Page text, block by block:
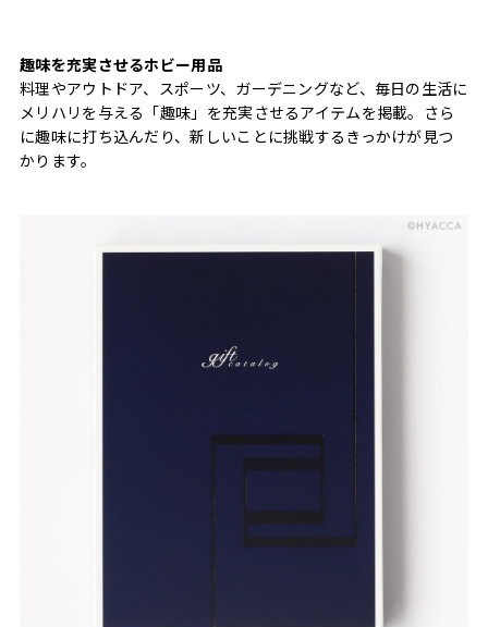
趣味を充実させるホビー用品
料理やアウトドア、スポーツ、ガーデニングなど、毎日の生活に
メリハリを与える「趣味」を充実させるアイテムを掲載。さら
に趣味に打ち込んだり、新しいことに挑戦するきっかけが見つ
かります。